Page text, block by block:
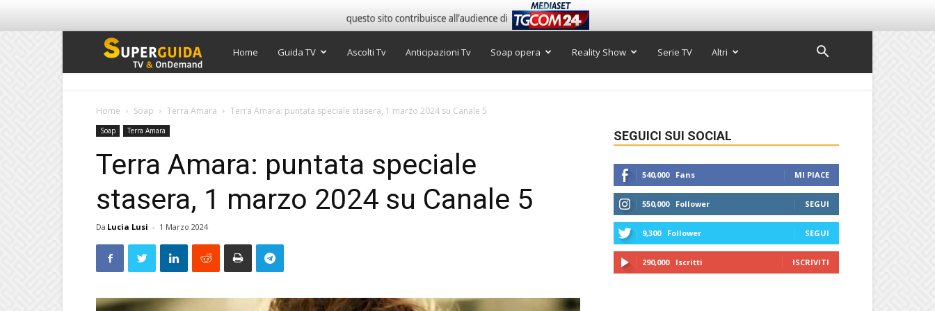
Super
Home Guida TV Ascolti Tv Anticipazioni Tv Soap opera Reality Show Serie TV Altri
Home Soap Terra Amara Terra Amara: puntata speciale stasera, 1 marzo 2024 su Canale 5
Soap Terra Amara
Terra Amara: puntata speciale
stasera, 1 marzo 2024 su Canale 5
Da Lucia Lusi - 1 Marzo 2024
SEGUICI SUI SOCIAL
540,000 Fans MI PIACE
550,000 Follower SEGUI
9,300 Follower SEGUI
290,000 Iscritti ISCRIVITI